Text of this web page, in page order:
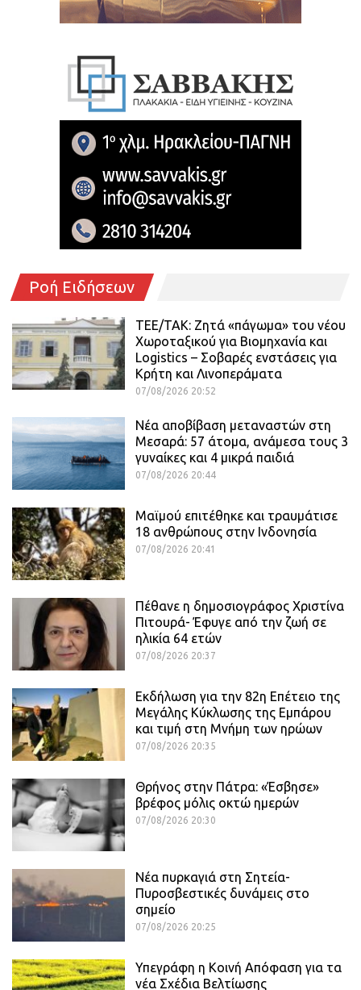
Ροή Ειδήσεων
ΤΕΕ/ΤΑΚ: Ζητά «πάγωμα» του νέου
Χωροταξικού για Βιομηχανία και
Logistics – Σοβαρές ενστάσεις για
Κρήτη και Λινοπεράματα
07/08/2026 20:52
Νέα αποβίβαση μεταναστών στη
Μεσαρά: 57 άτομα, ανάμεσα τους 3
γυναίκες και 4 μικρά παιδιά
07/08/2026 20:44
Μαϊμού επιτέθηκε και τραυμάτισε
18 ανθρώπους στην Ινδονησία
07/08/2026 20:41
Πέθανε η δημοσιογράφος Χριστίνα
Πιτουρά- Έφυγε από την ζωή σε
ηλικία 64 ετών
07/08/2026 20:37
Εκδήλωση για την 82η Επέτειο της
Μεγάλης Κύκλωσης της Εμπάρου
και τιμή στη Μνήμη των ηρώων
07/08/2026 20:35
Θρήνος στην Πάτρα: «Έσβησε»
βρέφος μόλις οκτώ ημερών
07/08/2026 20:30
Νέα πυρκαγιά στη Σητεία-
Πυροσβεστικές δυνάμεις στο
σημείο
07/08/2026 20:25
Υπεγράφη η Κοινή Απόφαση για τα
νέα Σχέδια Βελτίωσης